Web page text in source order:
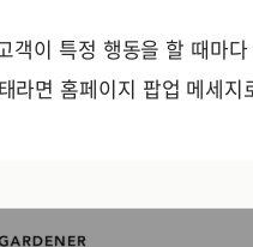
객이 특정 행동을 할 때마
라면 홈페이지 팝업 메세